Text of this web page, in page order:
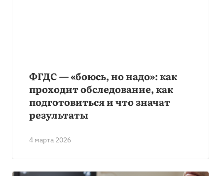
4 марта 2026
ФГДС — «боюсь, но надо»: как
проходит обследование, как
подготовиться и что значат
результаты